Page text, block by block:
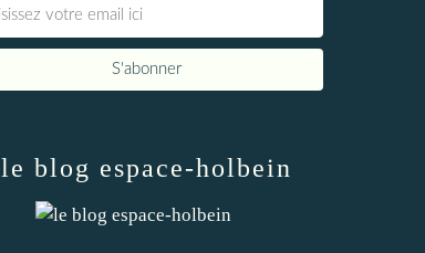
le blog espace-holbein